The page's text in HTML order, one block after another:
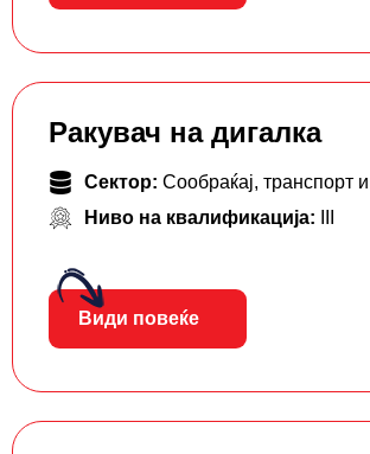
Ракувач на дигалка
Сектор: Сообраќај, транспорт
Ниво на квалификација:
Види повеќе